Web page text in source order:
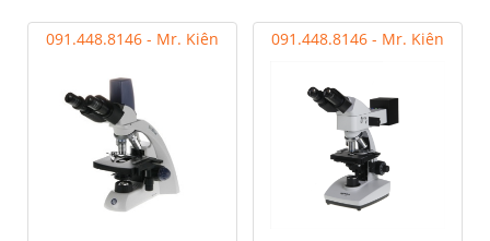
091.448.8146 - Mr. Kiên 091.448.8146 - Mr. Kiên